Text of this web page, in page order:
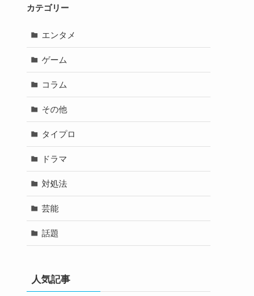
カテゴリー
エンタメ
ゲーム
コラム
その他
タイプロ
ドラマ
対処法
芸能
話題
人気記事